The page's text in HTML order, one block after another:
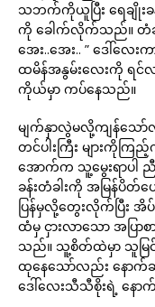
သဘက်ကိုယူပြီး ရေချိုးခ
ကို ခေါက်လိုက်သည်။ တံခါး
အေး..အေး.. ” ဒေါ်လေး
ထမိန်အနွမ်းလေးကို ရင်လျ
ကိုယ်မှာ ကပ်နေသည်။
မျက်နှာလွဲမလို့ကျန်သေ
တင်ပါးကြီး များကိုကြ
အောက်က သူ့မွေးရာပါ
ခန်းတံခါးကို အမြန်ပိတ်
ပြန်မှလို့တွေးလိုက်ပြီး အိ
ထံမှ ငှားလာသော အပြ
သည်။ သူ့စိတ်ထဲမှာ သူမြင်တွ
ထုနေသော်လည်း နောက်
ဒေါ်လေးသီသီစိုးရဲ့ နေ